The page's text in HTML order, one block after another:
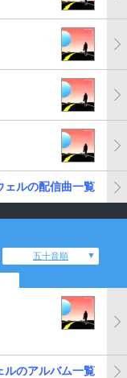
ェルの配信曲一覧
五十音順
ルのアルバム一覧